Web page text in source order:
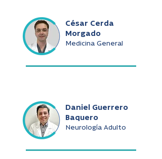
César Cerda
Morgado
Medicina General
Daniel Guerrero
Baquero
Neurología Adulto